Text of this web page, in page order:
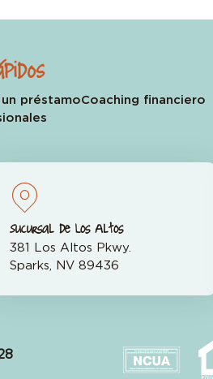
préstamoCoaching financiero
Sucursal de Los Altos
381 Los Altos Pkwy.
Sparks, NV 89436